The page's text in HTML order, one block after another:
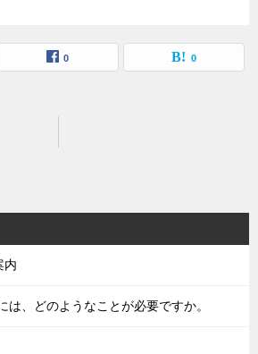
0 0
内
は、どのようなことが必要ですか。